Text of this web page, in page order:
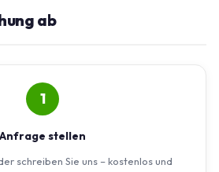
ab
1
Anfrage stellen
schreiben Sie uns – kostenlos und